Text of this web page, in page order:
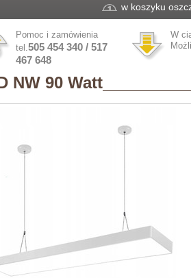
w koszyku
Pomoc i zamówienia
tel. 505 454 340 / 517
467 648
W
NW 90 Watt